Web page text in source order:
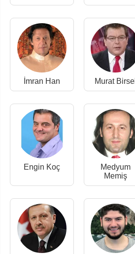
İmran Han Murat Birsel
Engin Koç
Medyum
Memiş